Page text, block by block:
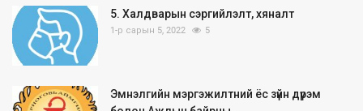
5. Халдварын сэргийлэлт, хяналт
1-р сарын 5, 2022 5
Эмнэлгийн мэргэжилтний ёс зүйн дүрэм